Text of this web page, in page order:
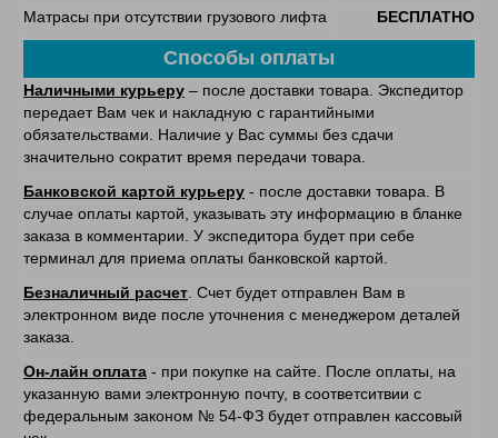
Матрасы при отсутствии грузового лифта
БЕСПЛАТНО
Способы оплаты
Наличными курьеру – после доставки товара. Экспедитор
передает Вам чек и накладную с гарантийными
обязательствами. Наличие у Вас суммы без сдачи
значительно сократит время передачи товара.
Банковской картой курьеру - после доставки товара. В
случае оплаты картой, указывать эту информацию в бланке
заказа в комментарии. У экспедитора будет при себе
терминал для приема оплаты банковской картой.
Безналичный расчет. Счет будет отправлен Вам в
электронном виде после уточнения с менеджером деталей
заказа.
Он-лайн оплата - при покупке на сайте. После оплаты, на
указанную вами электронную почту, в соответситвии с
федеральным законом № 54-ФЗ будет отправлен кассовый